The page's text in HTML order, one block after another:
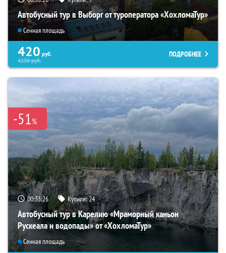
Автобусный тур в Выборг от туроператора «ХохломаТур»
Сенная площадь
420 руб.
4230руб.
ПОДРОБНЕЕ
-51%
00:33:24 Купили:24
Автобусный тур в Карелию «Мраморный каньон
Рускеала и водопады» от «ХохломаТур»
Сенная площадь